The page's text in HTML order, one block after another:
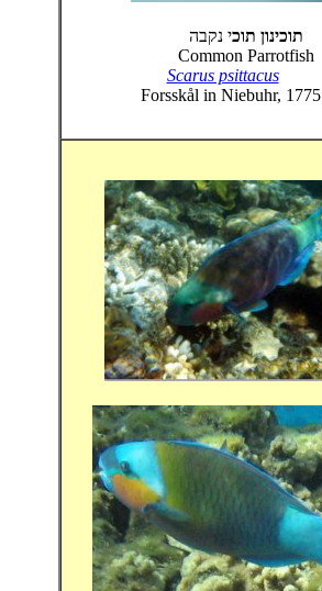
תוכינון תוכי נקבה
Common Parrotfish
Scarus psittacus
Forsskål in Niebuhr, 1775